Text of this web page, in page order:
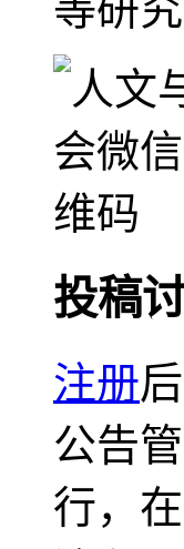
等研究
投稿
注册
公告
行，